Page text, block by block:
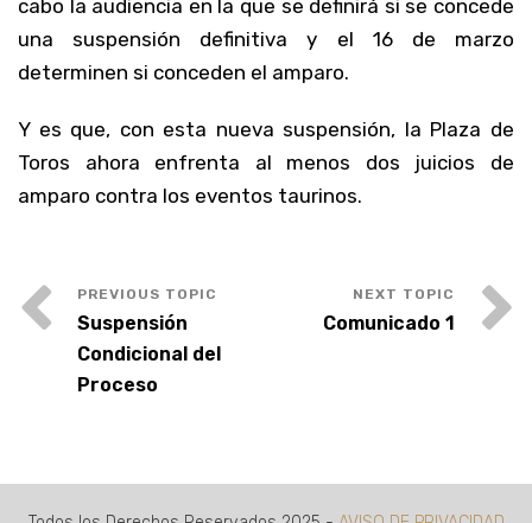
cabo la audiencia en la que se definirá si se concede
una suspensión definitiva y el 16 de marzo
determinen si conceden el amparo.
Y es que, con esta nueva suspensión, la Plaza de
Toros ahora enfrenta al menos dos juicios de
amparo contra los eventos taurinos.
Suspensión
Condicional del
Proceso
Comunicado 1